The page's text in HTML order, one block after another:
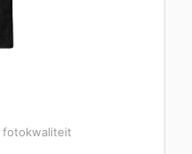
fotokwaliteit